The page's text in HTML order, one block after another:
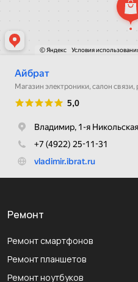
Ремонт
Ремонт смартфонов
Ремонт планшетов
Ремонт ноутбуков